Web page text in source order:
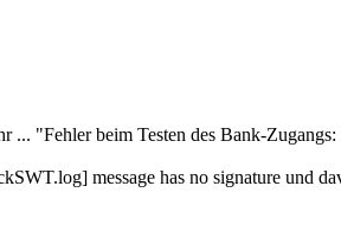
"Fehler beim Testen des Bank-
message has no signature und